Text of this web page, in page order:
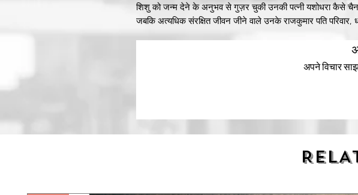
शिशु को जन्म देने के अनुभव से गुज़र चुकी उनकी पत्नी यशोधरा कैसे
जबकि अत्यधिक संरक्षित जीवन जीने वाले उनके राजकुमार पति
किस चीज़ ने आकार दिया था ? जब सोलह वर्ष की आयु में उसका विवाह
जानती थी कि उसका दाम्पत्य जीवन बहुत जल्दी ही पूरी तरह से बदलने वाला
उपन्यास यशोधरा में हमारी मुलाकात जिस स्त्री से होती है, वह
अपने विचार